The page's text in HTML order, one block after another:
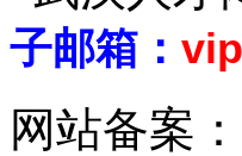
子邮箱：
网站备案：